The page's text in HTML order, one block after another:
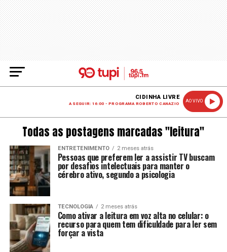
CIDINHA LIVRE
A SEGUIR: 16:00 - PROGRAMA ROBERTO CANAZIO
AO VIVO
Todas as postagens marcadas "leitura"
ENTRETENIMENTO 2 meses atrás
Pessoas que preferem ler a assistir TV buscam
por desafios intelectuais para manter o
cérebro ativo, segundo a psicologia
TECNOLOGIA 2 meses atrás
Como ativar a leitura em voz alta no celular: o
recurso para quem tem dificuldade para ler sem
forçar a vista